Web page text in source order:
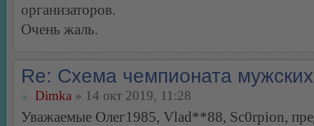
организаторов.
Очень жаль.
Re: Схема чемпионата
Dimka » 14 окт 2019, 11:28
Уважаемые Олег1985, Vlad**88, Sc0rpion,